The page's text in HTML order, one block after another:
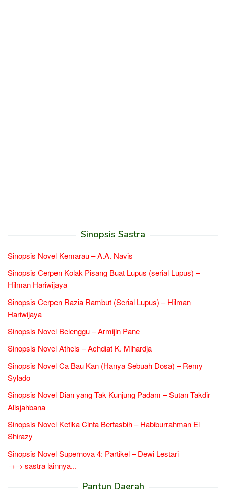
Sinopsis Sastra
Sinopsis Novel Kemarau – A.A. Navis
Sinopsis Cerpen Kolak Pisang Buat Lupus (serial Lupus) –
Hilman Hariwijaya
Sinopsis Cerpen Razia Rambut (Serial Lupus) – Hilman
Hariwijaya
Sinopsis Novel Belenggu – Armijin Pane
Sinopsis Novel Atheis – Achdiat K. Mihardja
Sinopsis Novel Ca Bau Kan (Hanya Sebuah Dosa) – Remy
Sylado
Sinopsis Novel Dian yang Tak Kunjung Padam – Sutan Takdir
Alisjahbana
Sinopsis Novel Ketika Cinta Bertasbih – Habiburrahman El
Shirazy
Sinopsis Novel Supernova 4: Partikel – Dewi Lestari
→→ sastra lainnya...
Pantun Daerah